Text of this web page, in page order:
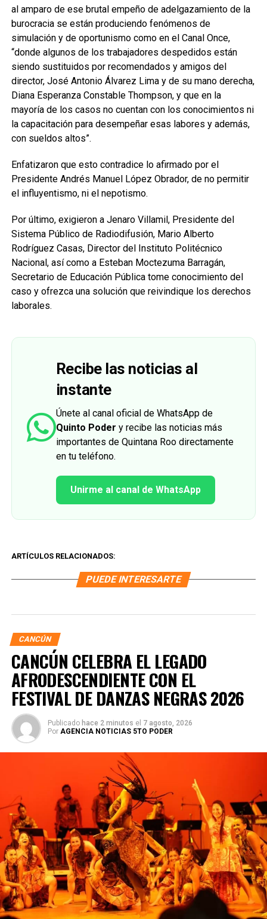
al amparo de ese brutal empeño de adelgazamiento de la
burocracia se están produciendo fenómenos de
simulación y de oportunismo como en el Canal Once,
“donde algunos de los trabajadores despedidos están
siendo sustituidos por recomendados y amigos del
director, José Antonio Álvarez Lima y de su mano derecha,
Diana Esperanza Constable Thompson, y que en la
mayoría de los casos no cuentan con los conocimientos ni
la capacitación para desempeñar esas labores y además,
con sueldos altos”.
Enfatizaron que esto contradice lo afirmado por el
Presidente Andrés Manuel López Obrador, de no permitir
el influyentismo, ni el nepotismo.
Por último, exigieron a Jenaro Villamil, Presidente del
Sistema Público de Radiodifusión, Mario Alberto
Rodríguez Casas, Director del Instituto Politécnico
Nacional, así como a Esteban Moctezuma Barragán,
Secretario de Educación Pública tome conocimiento del
caso y ofrezca una solución que reivindique los derechos
laborales.
Recibe las noticias al
instante
Únete al canal oficial de WhatsApp de
Quinto Poder y recibe las noticias más
importantes de Quintana Roo directamente
en tu teléfono.
Unirme al canal de WhatsApp
ARTÍCULOS RELACIONADOS:
PUEDE INTERESARTE
CANCÚN
CANCÚN CELEBRA EL LEGADO
AFRODESCENDIENTE CON EL
FESTIVAL DE DANZAS NEGRAS 2026
Publicado hace 2 minutos el 7 agosto, 2026
Por AGENCIA NOTICIAS 5TO PODER